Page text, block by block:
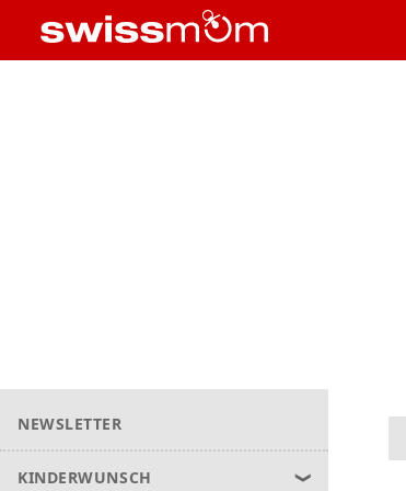
NEWSLETTER
KINDERWUNSCH